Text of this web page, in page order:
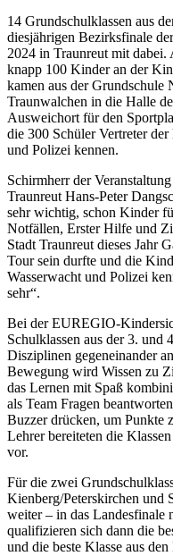
14 Grundschulklassen aus
diesjährigen Bezirksfinale
2024 in Traunreut mit dabei.
knapp 100 Kinder an der
kamen aus der Grundschule
Traunwalchen in die Halle
Ausweichort für den
die 300 Schüler Vertreter
und Polizei kennen.
Schirmherr der
Traunreut Hans-Peter
sehr wichtig, schon Kinder
Notfällen, Erster Hilfe und
Stadt Traunreut dieses Jahr
Tour sein durfte und die
Wasserwacht und Polizei
sehr“.
Bei der EUREGIO-
Schulklassen aus der 3. und
Disziplinen gegeneinander
Bewegung wird Wissen zu
das Lernen mit Spaß
als Team Fragen
Buzzer drücken, um Punkte
Lehrer bereiteten die
vor.
Für die zwei
Kienberg/Peterskirchen und
weiter – in das Landesfinale
qualifizieren sich dann die
und die beste Klasse aus